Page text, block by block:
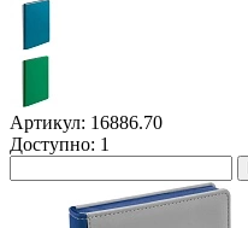
Артикул: 16886.70
Доступно: 1